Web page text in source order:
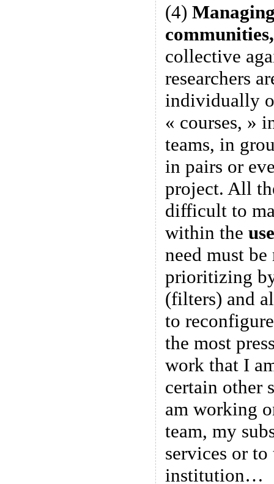
(4)
collective
researchers
individually
« courses, »
teams, in
in pairs or
project. All
difficult to
within the
need must
prioritizing
(filters) and
to
the most
work that I
certain other
am working
team, my
services or
institution…